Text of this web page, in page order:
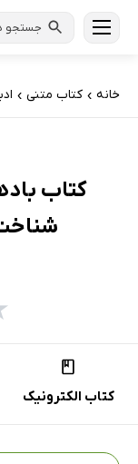
جستجو
خانه › کتاب‌ متنی ›
کتاب
کتاب الکترونیک